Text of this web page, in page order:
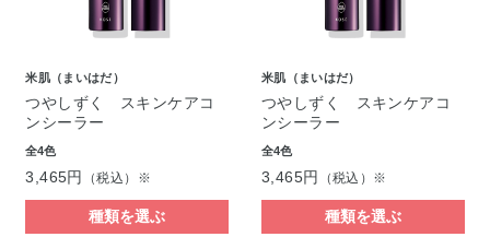
米肌（まいはだ）
つやしずく スキンケアコ
ンシーラー
全4色
3,465円 （税込）※
種類を選ぶ
米肌（まいはだ）
つやしずく スキンケアコ
ンシーラー
全4色
3,465円 （税込）※
種類を選ぶ